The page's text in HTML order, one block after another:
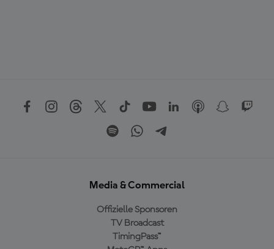
Media & Commercial
Offizielle Sponsoren
TV Broadcast
TimingPass™